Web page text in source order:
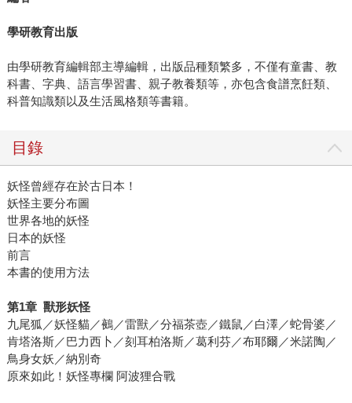
學研教育出版
由學研教育編輯部主導編輯，出版品種類繁多，不僅有童書、教
科書、字典、語言學習書、親子教養類等，亦包含食譜烹飪類、
科普知識類以及生活風格類等書籍。
目錄
妖怪曾經存在於古日本！
妖怪主要分布圖
世界各地的妖怪
日本的妖怪
前言
本書的使用方法
第1章 獸形妖怪
九尾狐／妖怪貓／鵺／雷獸／分福茶壺／鐵鼠／白澤／蛇骨婆／
肯塔洛斯／巴力西卜／刻耳柏洛斯／葛利芬／布耶爾／米諾陶／
鳥身女妖／納別奇
原來如此！妖怪專欄 阿波狸合戰